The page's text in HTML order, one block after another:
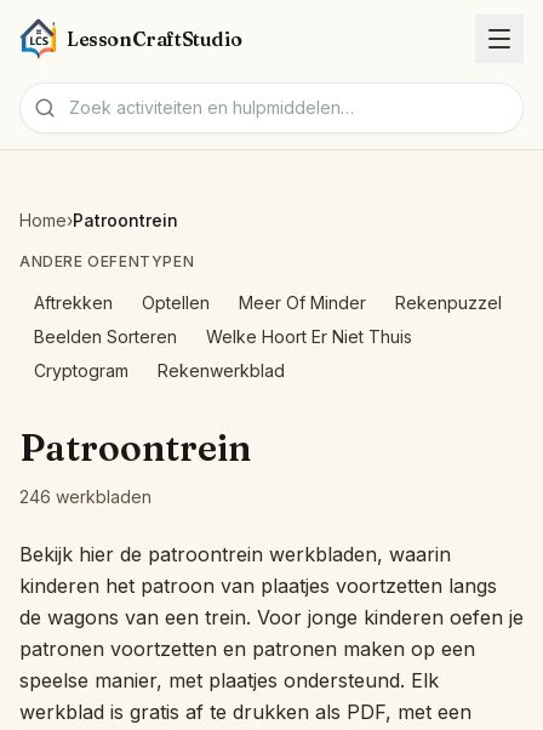
LessonCraftStudio
Activiteiten
Hulpmiddelen
Talen
Interactief
Taal: Nederlands
Home›Patroontrein
ANDERE OEFENTYPEN
Aftrekken Optellen Meer Of Minder
Rekenpuzzel
Beelden Sorteren
Welke Hoort Er Niet Thuis
Cryptogram
Rekenwerkblad
Patroontrein
246 werkbladen
Bekijk hier de patroontrein werkbladen, waarin
kinderen het patroon van plaatjes voortzetten langs
de wagons van een trein. Voor jonge kinderen oefen je
patronen voortzetten en patronen maken op een
speelse manier, met plaatjes ondersteund. Elk
werkblad is gratis af te drukken als PDF, met een